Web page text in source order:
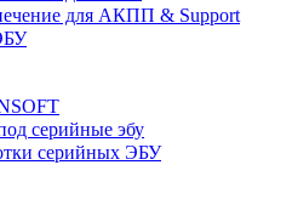
для АКПП & Support
серийные эбу
серийных ЭБУ